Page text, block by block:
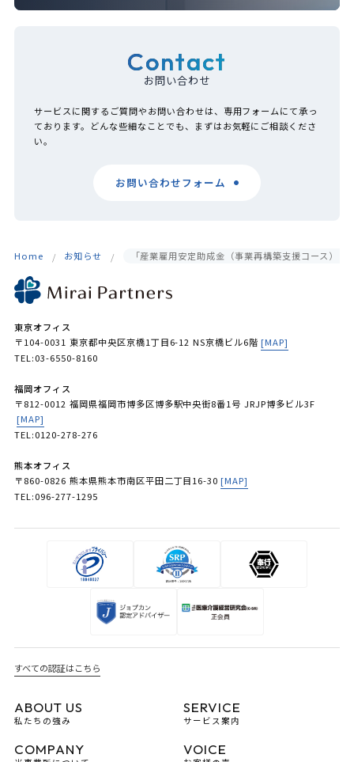
Contact
お問い合わせ
サービスに関するご質問やお問い合わせは、専用フォームにて承っ
ております。どんな些細なことでも、まずはお気軽にご相談くださ
い。
お問い合わせフォーム
Home お知らせ 「産業雇用安定助成金（事業再構築支援コース）
東京オフィス
〒104-0031 東京都中央区京橋1丁目6-12 NS京橋ビル6階 [MAP]
TEL:03-6550-8160
福岡オフィス
〒812-0012 福岡県福岡市博多区博多駅中央街8番1号 JRJP博多ビル3F
[MAP]
TEL:0120-278-276
熊本オフィス
〒860-0826 熊本県熊本市南区平田二丁目16-30 [MAP]
TEL:096-277-1295
すべての認証はこちら
ABOUT US
私たちの強み
SERVICE
サービス案内
COMPANY VOICE